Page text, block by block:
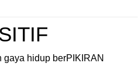
hidup berPIKIRAN